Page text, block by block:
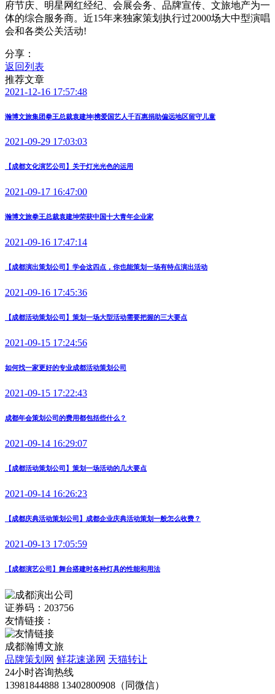
府节庆、明星网红经纪、会展会务、品牌宣传、文旅地产为一
体的综合服务商。近15年来独家策划执行过2000场大中型演唱
会和各类公关活动!
分享：
返回列表
推荐文章
2021-12-16 17:57:48
瀚博文旅集团拳王总裁袁建坤|携爱国艺人千百惠捐助偏远地区留守儿童
2021-09-29 17:03:03
【成都文化演艺公司】关于灯光光色的运用
2021-09-17 16:47:00
瀚博文旅拳王总裁袁建坤荣获中国十大青年企业家
2021-09-16 17:47:14
【成都演出策划公司】学会这四点，你也能策划一场有特点演出活动
2021-09-16 17:45:36
【成都活动策划公司】策划一场大型活动需要把握的三大要点
2021-09-15 17:24:56
如何找一家更好的专业成都活动策划公司
2021-09-15 17:22:43
成都年会策划公司的费用都包括些什么？
2021-09-14 16:29:07
【成都活动策划公司】策划一场活动的几大要点
2021-09-14 16:26:23
【成都庆典活动策划公司】成都企业庆典活动策划一般怎么收费？
2021-09-13 17:05:59
【成都演艺公司】舞台搭建时各种灯具的性能和用法
证券码：203756
友情链接：
成都瀚博文旅
品牌策划网 鲜花速递网 天猫转让
24小时咨询热线
13981844888 13402800908（同微信）